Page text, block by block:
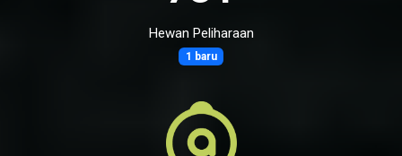
Hewan Peliharaan
1 baru